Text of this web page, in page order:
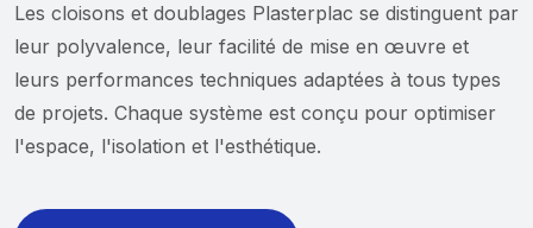
Les cloisons et doublages Plasterplac se distinguent par
leur polyvalence, leur facilité de mise en œuvre et
leurs performances techniques adaptées à tous types
de projets. Chaque système est conçu pour optimiser
l'espace, l'isolation et l'esthétique.